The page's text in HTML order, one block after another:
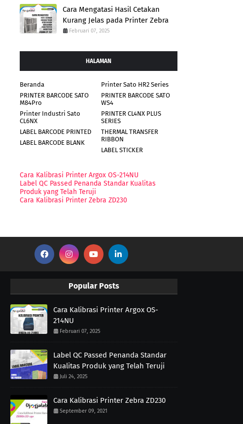
Cara Mengatasi Hasil Cetakan
Kurang Jelas pada Printer Zebra
Februari 07, 2025
HALAMAN
Beranda
Printer Sato HR2 Series
PRINTER BARCODE SATO
M84Pro
PRINTER BARCODE SATO
WS4
Printer Industri Sato
CL6NX
PRINTER CL4NX PLUS
SERIES
LABEL BARCODE PRINTED
THERMAL TRANSFER
RIBBON
LABEL BARCODE BLANK
LABEL STICKER
Cara Kalibrasi Printer Argox OS-214NU
Label QC Passed Penanda Standar Kualitas
Produk yang Telah Teruji
Cara Kalibrasi Printer Zebra ZD230
Popular Posts
Cara Kalibrasi Printer Argox OS-
214NU
Februari 07, 2025
Label QC Passed Penanda Standar
Kualitas Produk yang Telah Teruji
Juli 24, 2025
Cara Kalibrasi Printer Zebra ZD230
September 09, 2021